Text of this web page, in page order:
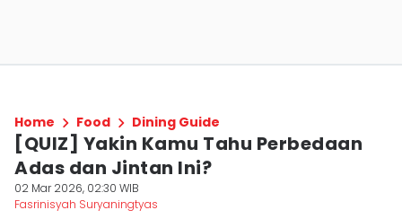
Home Food Dining Guide
[QUIZ] Yakin Kamu Tahu Perbedaan
Adas dan Jintan Ini?
02 Mar 2026, 02:30 WIB
Fasrinisyah Suryaningtyas